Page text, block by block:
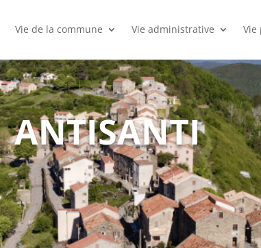
Vie de la commune Vie administrative Vie
ANTISANTI